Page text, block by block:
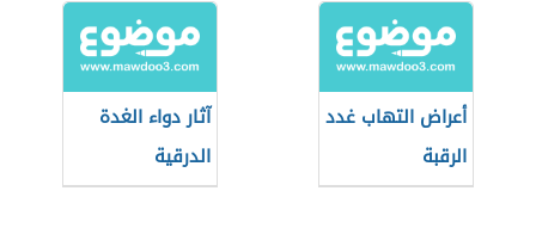
أعراض التهاب غدد
الرقبة
آثار دواء الغدة
الدرقية